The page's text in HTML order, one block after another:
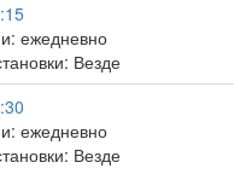
ежедневно
Везде
ежедневно
Везде